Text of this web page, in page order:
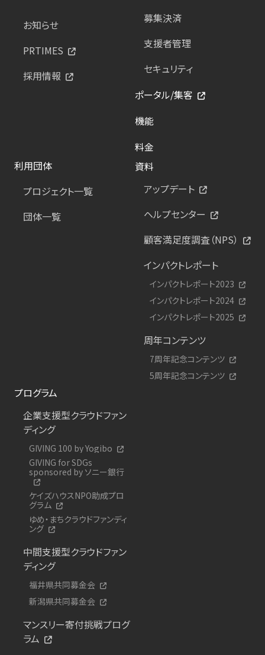
お知らせ
PRTIMES
採用情報
募集決済
支援者管理
セキュリティ
ポータル/集客
機能
料金
利用団体
プロジェクト一覧
団体一覧
資料
アップデート
ヘルプセンター
顧客満足度調査（NPS）
インパクトレポート
インパクトレポート2023
インパクトレポート2024
インパクトレポート2025
周年コンテンツ
7周年記念コンテンツ
5周年記念コンテンツ
プログラム
企業支援型クラウドファン
ディング
GIVING 100 by Yogibo
GIVING for SDGs
sponsored by ソニー銀行
ケイズハウスNPO助成プロ
グラム
ゆめ・まちクラウドファンディ
ング
中間支援型クラウドファン
ディング
福井県共同募金会
新潟県共同募金会
マンスリー寄付挑戦プログ
ラム